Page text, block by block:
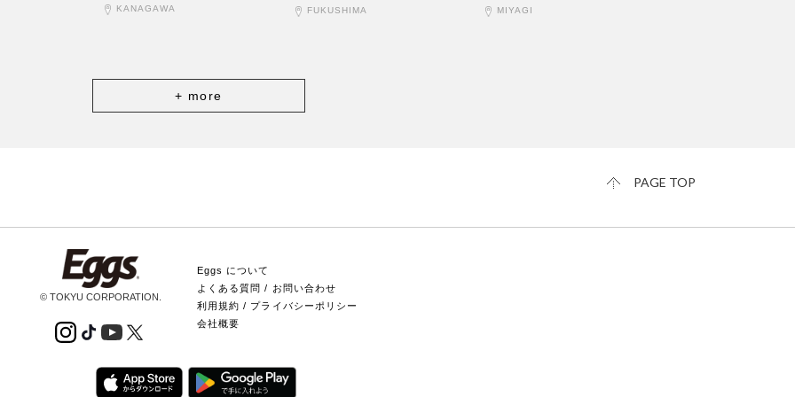
KANAGAWA FUKUSHIMA MIYAGI
+ more
PAGE TOP
© TOKYU CORPORATION.
Eggs について
よくある質問 / お問い合わせ
利用規約 / プライバシーポリシー
会社概要